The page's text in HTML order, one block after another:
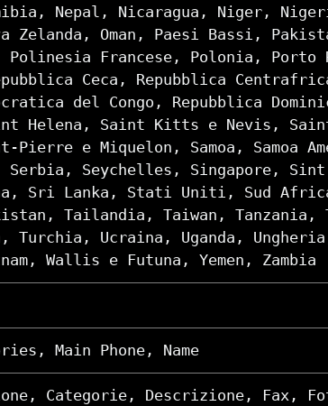
Nepal, Nicaragua, Niger,
Zelanda, Oman, Paesi Bassi,
Polinesia Francese, Polonia,
Ceca, Repubblica
del Congo, Repubblica
Helena, Saint Kitts e Nevis,
Pierre e Miquelon, Samoa, Samoa
Serbia, Seychelles, Singapore,
Sri Lanka, Stati Uniti, Sud
Tailandia, Taiwan, Tanzania,
Turchia, Ucraina, Uganda,
Wallis e Futuna, Yemen, Zambia
Main Phone, Name
Categorie, Descrizione, Fax,